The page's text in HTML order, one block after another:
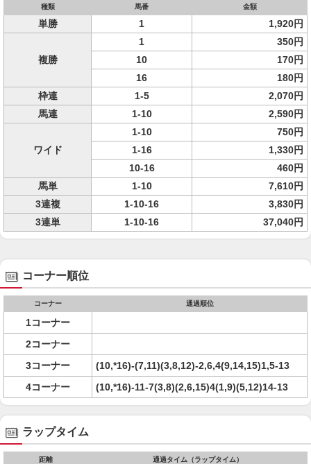
種類 馬番 金額
単勝 1 1,920円
複勝
1
350円
10
170円
16
180円
枠連
1-5
2,070円
馬連
1-10 2,590円
ワイド
1-10
750円
1-16
1,330円
10-16
460円
馬単
1-10
7,610円
3連複
1-10-16
3,830円
3連単
1-10-16 37,040円
コーナー順位
コーナー 通過順位
1コーナー
2コーナー
3コーナー
(10,*16)-(7,11)(3,8,12)-2,6,4(9,14,15)1,5-13
4コーナー
(10,*16)-11-7(3,8)(2,6,15)4(1,9)(5,12)14-13
ラップタイム
距離 通過タイム（ラップタイム）